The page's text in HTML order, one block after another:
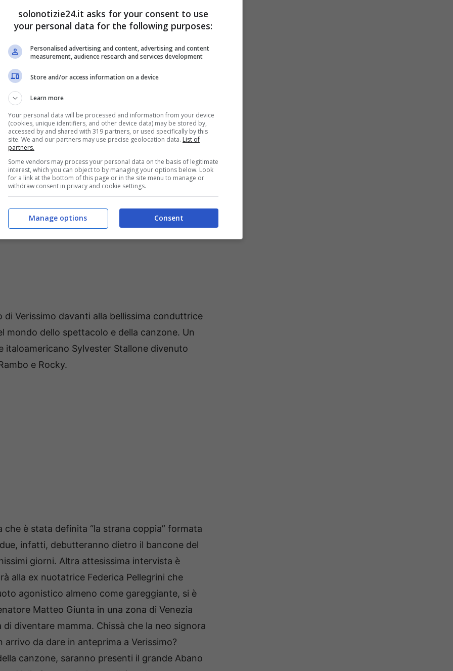
i colpi di scena. Se Francesca Fialdini,
condotto con Marco Liorni e poi Tiberio
alla sua terza conduzione del programma
sua quattordicesima edizione di “Domenica In”,
edizione consecutiva di “Verissimo” che va
essere uno scontro tra tre
vere, bellissime e talentuose
meglio questa domenica?
Verissimo davanti alla bellissima conduttrice
mondo dello spettacolo e della canzone. Un
italoamericano Sylvester Stallone divenuto
e Rocky.
è stata definita “la strana coppia” formata
infatti, debutteranno dietro il bancone del
giorni. Altra attesissima intervista è
alla ex nuotatrice Federica Pellegrini che
agonistico almeno come gareggiante, si è
Matteo Giunta in una zona di Venezia
diventare mamma. Chissà che la neo signora
da dare in anteprima a Verissimo?
canzone, saranno presenti il grande Abano
solonotizie24.it asks for your consent to use
your personal data for the following purposes:
Personalised advertising and content, advertising and content
measurement, audience research and services development
Store and/or access information on a device
Learn more
Your personal data will be processed and information from your device
(cookies, unique identifiers, and other device data) may be stored by,
accessed by and shared with 319 partners, or used specifically by this
site. We and our partners may use precise geolocation data. List of
partners.
Some vendors may process your personal data on the basis of legitimate
interest, which you can object to by managing your options below. Look
for a link at the bottom of this page or in the site menu to manage or
withdraw consent in privacy and cookie settings.
Consent
Manage options